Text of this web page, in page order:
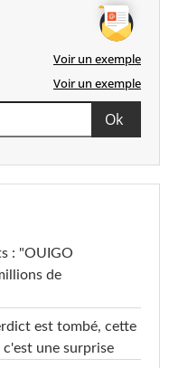
Voir un exemple
Voir un exemple
: "OUIGO
de
est tombé, cette
une surprise